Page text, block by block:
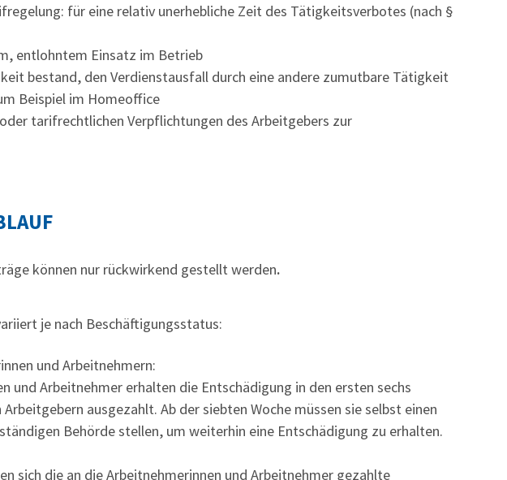
für eine relativ unerhebliche Zeit des Tätigkeitsverbotes (nach §
entlohntem Einsatz im Betrieb
bestand, den Verdienstausfall durch eine andere zumutbare Tätigkeit
Beispiel im Homeoffice
tarifrechtlichen Verpflichtungen des Arbeitgebers zur
können nur rückwirkend gestellt werden.
je nach Beschäftigungsstatus:
und Arbeitnehmern:
und Arbeitnehmer erhalten die Entschädigung in den ersten sechs
Arbeitgebern ausgezahlt. Ab der siebten Woche müssen sie selbst einen
Behörde stellen, um weiterhin eine Entschädigung zu erhalten.
sich die an die Arbeitnehmerinnen und Arbeitnehmer gezahlte